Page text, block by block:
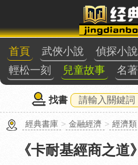
首頁 武俠小說 偵探小說
輕松一刻
兒童故事 名著
找書
經典書庫 > 金融經濟 > 經濟類
《卡耐基經商之道》